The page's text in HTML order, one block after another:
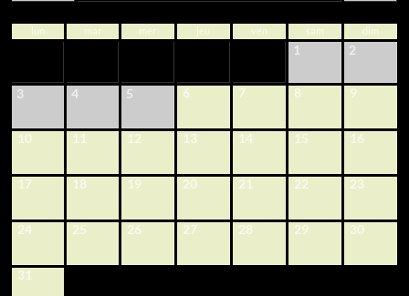
lun mar mer jeu ven sam dim
1 2
3 4 5 6 7 8 9
10 11 12 13 14 15 16
17 18 19 20 21 22 23
24 25 26 27 28 29 30
31